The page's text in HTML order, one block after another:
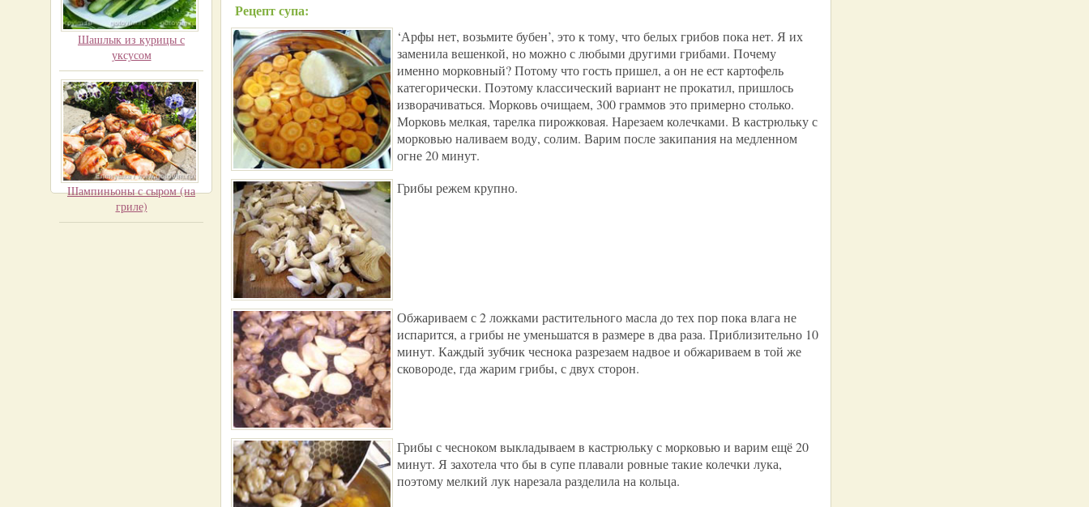
Шашлык из курицы с
уксусом
Шампиньоны с сыром (на
гриле)
Рецепт супа:
‘Арфы нет, возьмите бубен’, это к тому, что белых грибов пока нет. Я их
заменила вешенкой, но можно с любыми другими грибами. Почему
именно морковный? Потому что гость пришел, а он не ест картофель
категорически. Поэтому классический вариант не прокатил, пришлось
изворачиваться. Морковь очищаем, 300 граммов это примерно столько.
Морковь мелкая, тарелка пирожковая. Нарезаем колечками. В кастрюльку с
морковью наливаем воду, солим. Варим после закипания на медленном
огне 20 минут.
Грибы режем крупно.
Обжариваем с 2 ложками растительного масла до тех пор пока влага не
испарится, а грибы не уменьшатся в размере в два раза. Приблизительно 10
минут. Каждый зубчик чеснока разрезаем надвое и обжариваем в той же
сковороде, гда жарим грибы, с двух сторон.
Грибы с чесноком выкладываем в кастрюльку с морковью и варим ещё 20
минут. Я захотела что бы в супе плавали ровные такие колечки лука,
поэтому мелкий лук нарезала разделила на кольца.